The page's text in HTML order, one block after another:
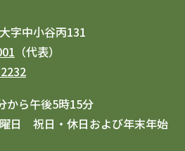
字中小谷丙131
（代表）
から午後5時15分
日 祝日・休日および年末年始